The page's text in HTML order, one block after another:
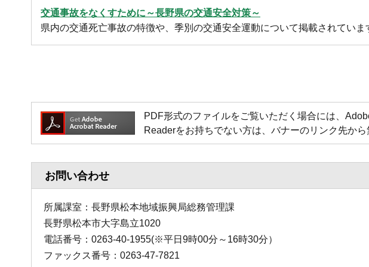
交通事故をなくすために～長野県の交通安全対策～
県内の交通死亡事故の特徴や、季別の交通安全運動について掲載されていま
PDF形式のファイルをご覧いただく場合には、
Readerをお持ちでない方は、バナーのリンク先から
お問い合わせ
所属課室：長野県松本地域振興局総務管理課
長野県松本市大字島立1020
電話番号：0263-40-1955(※平日9時00分～16時30分）
ファックス番号：0263-47-7821